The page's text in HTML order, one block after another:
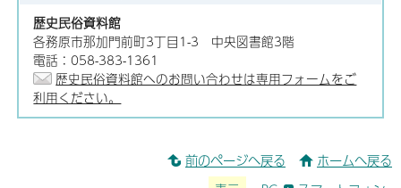
歴史民俗資料館
各務原市那加門前町3丁目1-3 中央図書館3階
電話：058-383-1361
歴史民俗資料館へのお問い合わせは専用フォームをご
利用ください。
前のページへ戻る ホームへ戻る